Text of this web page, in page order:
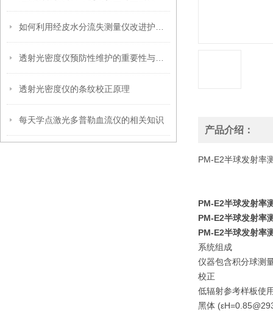
透射光密度仪的条纹校正原理
每天学点激光多普勒血流仪的相关知识
产品介绍：
PM-E2半球发射率
PM-E2半球发射率
PM-E2半球发射率
PM-E2半球发射率
系统组成
仪器包含积分球测
校正
低辐射参考样板使
黑体